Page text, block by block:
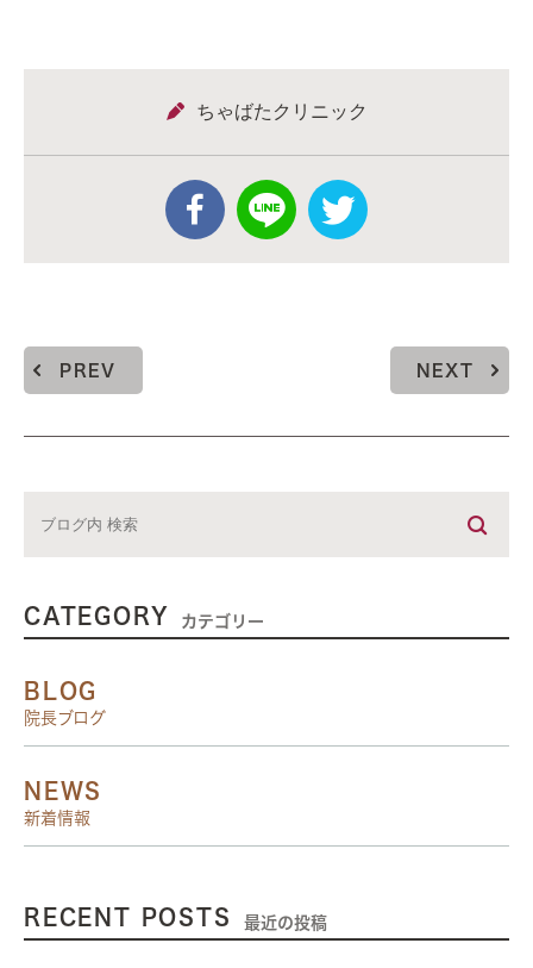
ちゃばたクリニック
PREV NEXT
CATEGORY カテゴリー
BLOG
院長ブログ
NEWS
新着情報
RECENT POSTS 最近の投稿